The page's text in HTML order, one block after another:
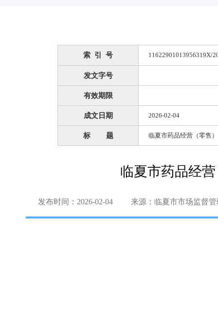
索 引 号 11622901013956319X/
发文字号
有效期限
成文日期 2026-02-04
标 题 临夏市药品经营（零售
临夏市药品经
发布时间：2026-02-04 来源：临夏市市场监督